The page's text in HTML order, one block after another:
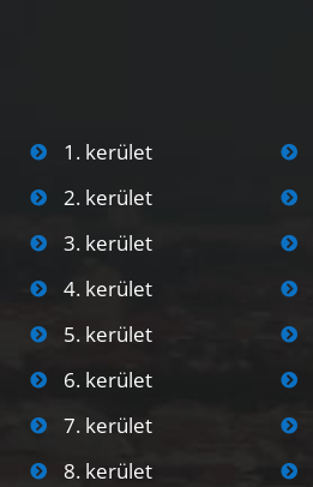
1. kerület
2. kerület
3. kerület
4. kerület
5. kerület
6. kerület
7. kerület
8. kerület